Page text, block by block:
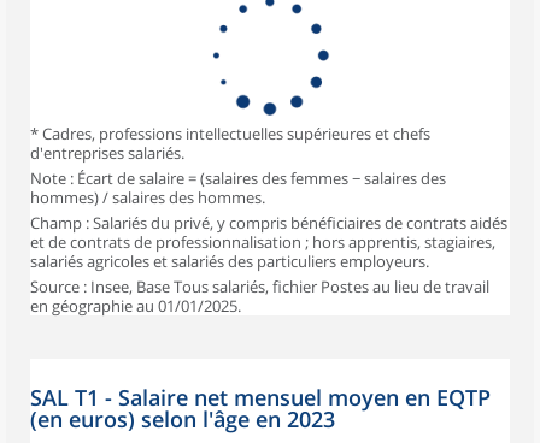
* Cadres, professions intellectuelles supérieures et chefs
d'entreprises salariés.
Note : Écart de salaire = (salaires des femmes − salaires des
hommes) / salaires des hommes.
Champ : Salariés du privé, y compris bénéficiaires de contrats aidés
et de contrats de professionnalisation ; hors apprentis, stagiaires,
salariés agricoles et salariés des particuliers employeurs.
Source : Insee, Base Tous salariés, fichier Postes au lieu de travail
en géographie au 01/01/2025.
SAL T1 - Salaire net mensuel moyen en EQTP
(en euros) selon l'âge en 2023